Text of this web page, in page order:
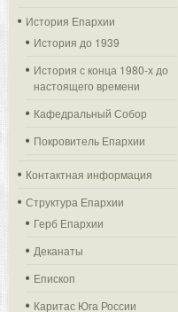
История Епархии
История до 1939
История с конца 1980-х до
настоящего времени
Кафедральный Собор
Покровитель Епархии
Контактная информация
Структура Епархии
Герб Епархии
Деканаты
Епископ
Каритас Юга России